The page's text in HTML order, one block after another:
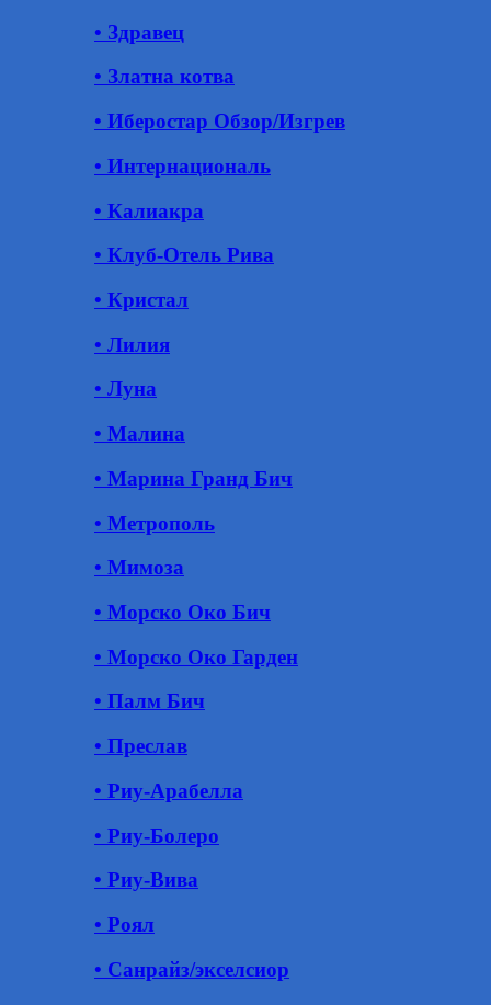
• Здравец
• Златна котва
• Иберостар Обзор/Изгрев
• Интернациональ
• Калиакра
• Клуб-Отель Рива
• Кристал
• Лилия
• Луна
• Малина
• Марина Гранд Бич
• Метрополь
• Мимоза
• Морско Око Бич
• Морско Око Гарден
• Палм Бич
• Преслав
• Риу-Арабелла
• Риу-Болеро
• Риу-Вива
• Роял
• Санрайз/экселсиор